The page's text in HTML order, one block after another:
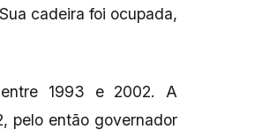
cadeira foi ocupada,
1993 e 2002. A
pelo então governador